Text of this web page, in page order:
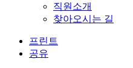
직원소개
찾아오시는 길
프린트
공유